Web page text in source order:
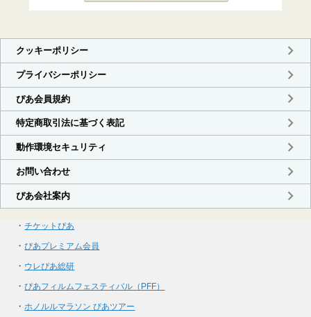
・チケットぴあ
・ぴあプレミアム会員
・ ウレぴあ総研
・ぴあフィルムフェスティバル（PFF）
・ホノルルマラソン ぴあツアー